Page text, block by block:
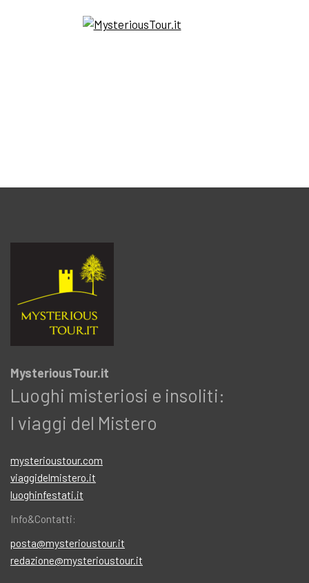
MysteriousTour.it
Luoghi misteriosi e insoliti:
I viaggi del Mistero
mysterioustour.com
viaggidelmistero.it
luoghinfestati.it
Info&Contatti:
posta@mysterioustour.it
redazione@mysterioustour.it